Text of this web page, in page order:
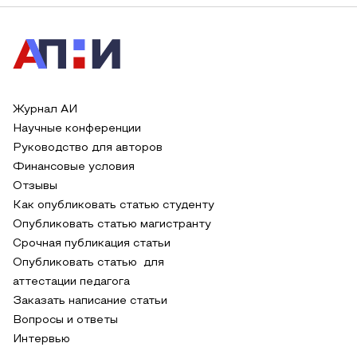
Журнал АИ
Научные конференции
Руководство для авторов
Финансовые условия
Отзывы
Как опубликовать статью студенту
Опубликовать статью магистранту
Срочная публикация статьи
Опубликовать статью для
аттестации педагога
Заказать написание статьи
Вопросы и ответы
Интервью